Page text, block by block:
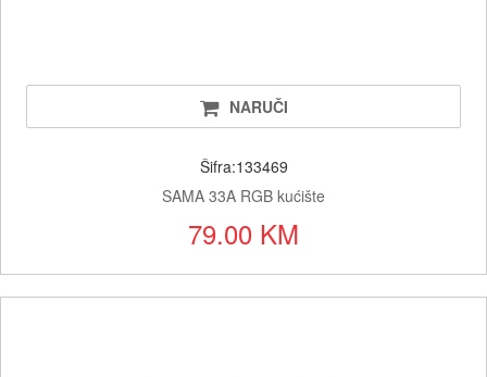
NARUČI
Šifra:133469
SAMA 33A RGB kućište
79.00 KM